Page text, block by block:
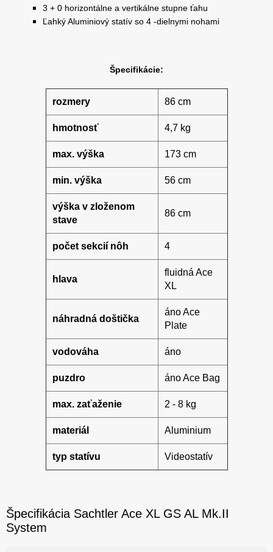
3 + 0 horizontálne a vertikálne stupne ťahu
Ľahký Aluminiový statív so 4 -dielnymi nohami
Špecifikácie:
rozmery 86 cm
hmotnosť 4,7 kg
max. výška 173 cm
min. výška 56 cm
výška v zloženom
stave
86 cm
počet sekcií nôh 4
hlava
fluidná Ace
XL
náhradná doštička
áno Ace
Plate
vodováha áno
puzdro áno Ace Bag
max. zaťaženie 2 - 8 kg
materiál Aluminium
typ statívu Videostatív
Špecifikácia Sachtler Ace XL GS AL Mk.II
System